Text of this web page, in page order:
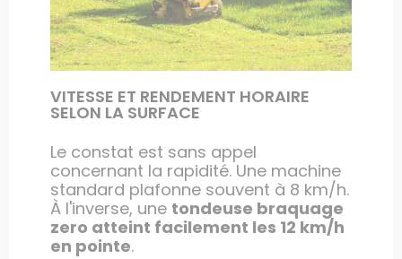
VITESSE ET RENDEMENT HORAIRE
SELON LA SURFACE
Le constat est sans appel
concernant la rapidité. Une machine
standard plafonne souvent à 8 km/h.
À l'inverse, une tondeuse braquage
zero atteint facilement les 12 km/h
en pointe.